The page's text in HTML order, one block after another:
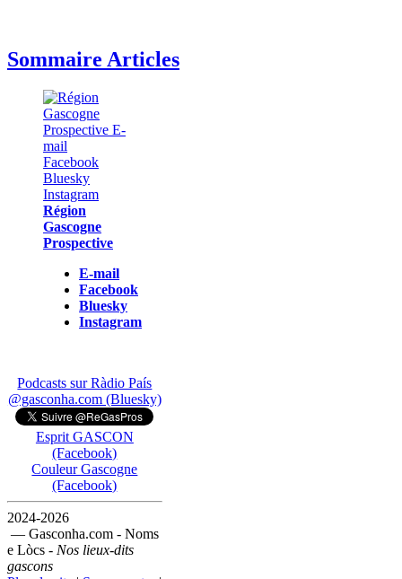
Sommaire Articles
Région
Gascogne
Prospective
E-mail
Facebook
Bluesky
Instagram
Podcasts sur Ràdio País
@gasconha.com (Bluesky)
Esprit GASCON
(Facebook)
Couleur Gascogne
(Facebook)
2024-2026
— Gasconha.com - Noms
e Lòcs - Nos lieux-dits
gascons